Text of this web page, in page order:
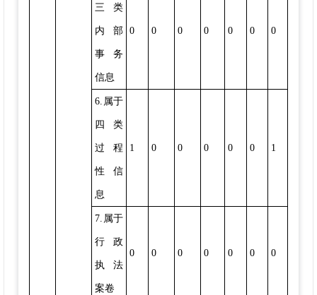
三类
内部
事务
信息
0 0 0 0 0 0 0
6.属于
四类
过程
性信
息
1 0 0 0 0 0 1
7.属于
行政
执法
案卷
0 0 0 0 0 0 0